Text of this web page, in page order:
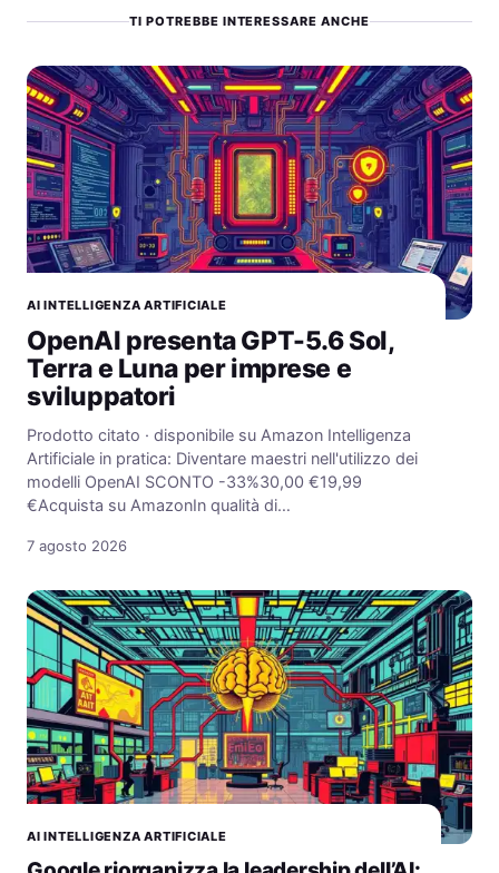
TI POTREBBE INTERESSARE ANCHE
AI INTELLIGENZA ARTIFICIALE
OpenAI presenta GPT-5.6 Sol,
Terra e Luna per imprese e
sviluppatori
Prodotto citato · disponibile su Amazon Intelligenza
Artificiale in pratica: Diventare maestri nell'utilizzo dei
modelli OpenAI SCONTO -33%30,00 €19,99
€Acquista su AmazonIn qualità di…
7 agosto 2026
AI INTELLIGENZA ARTIFICIALE